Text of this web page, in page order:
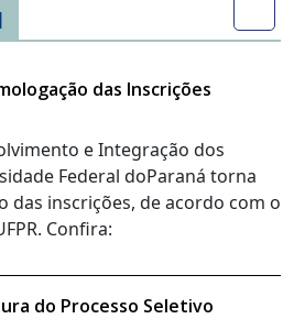
das Inscrições
e Integração dos
Federal doParaná torna
das inscrições, de acordo com o
Confira:
do Processo Seletivo